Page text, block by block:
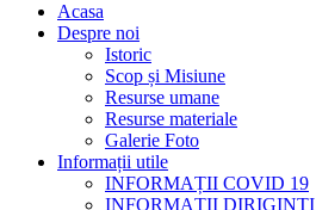
Acasa
Despre noi
Istoric
Scop și Misiune
Resurse umane
Resurse materiale
Galerie Foto
Informații utile
INFORMAȚII COVID 19
INFORMAȚII DIRIGINȚI